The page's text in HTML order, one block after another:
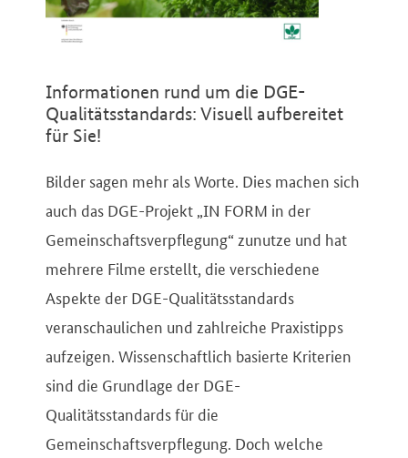
Informationen rund um die DGE-
Qualitätsstandards: Visuell aufbereitet
für Sie!
Bilder sagen mehr als Worte. Dies machen sich
auch das DGE-Projekt „IN FORM in der
Gemeinschaftsverpflegung“ zunutze und hat
mehrere Filme erstellt, die verschiedene
Aspekte der DGE-Qualitätsstandards
veranschaulichen und zahlreiche Praxistipps
aufzeigen. Wissenschaftlich basierte Kriterien
sind die Grundlage der DGE-
Qualitätsstandards für die
Gemeinschaftsverpflegung. Doch welche